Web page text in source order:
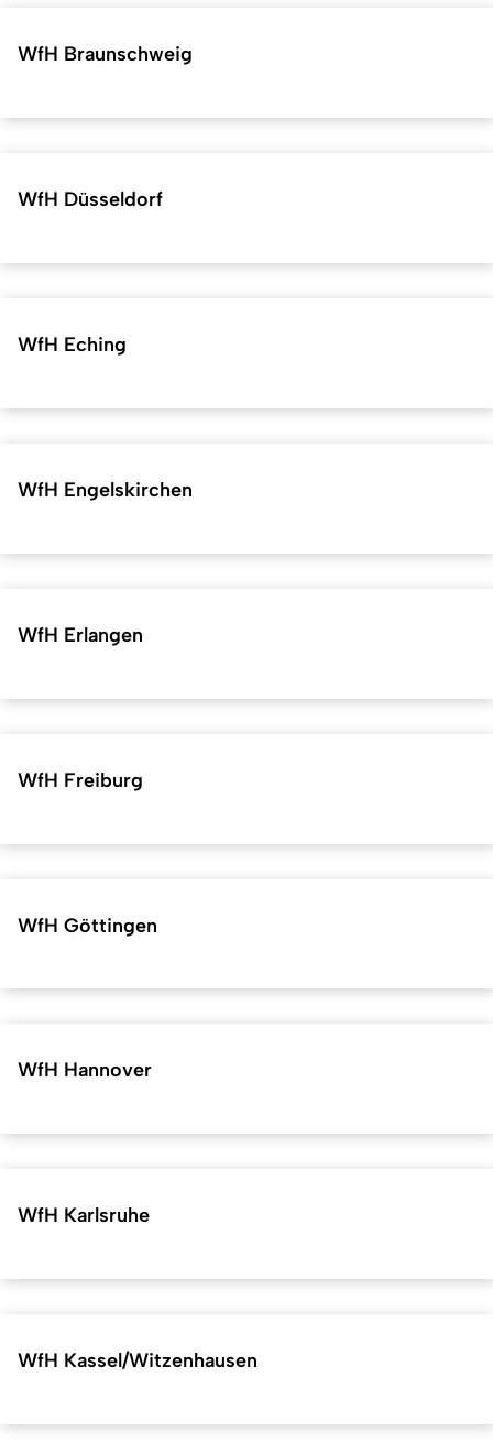
WfH Braunschweig
WfH Düsseldorf
WfH Eching
WfH Engelskirchen
WfH Erlangen
WfH Freiburg
WfH Göttingen
WfH Hannover
WfH Karlsruhe
WfH Kassel/Witzenhausen